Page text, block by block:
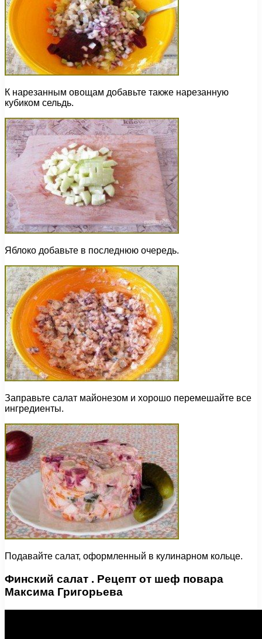
К нарезанным овощам добавьте также нарезанную
кубиком сельдь.
Яблоко добавьте в последнюю очередь.
Заправьте салат майонезом и хорошо перемешайте все
ингредиенты.
Подавайте салат, оформленный в кулинарном кольце.
Финский салат . Рецепт от шеф повара
Максима Григорьева